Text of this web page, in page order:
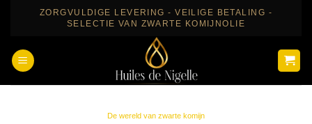
ZORGVULDIGE LEVERING - VEILIGE BETALING -
SELECTIE VAN ZWARTE KOMIJNOLIE
De wereld van zwarte komijn